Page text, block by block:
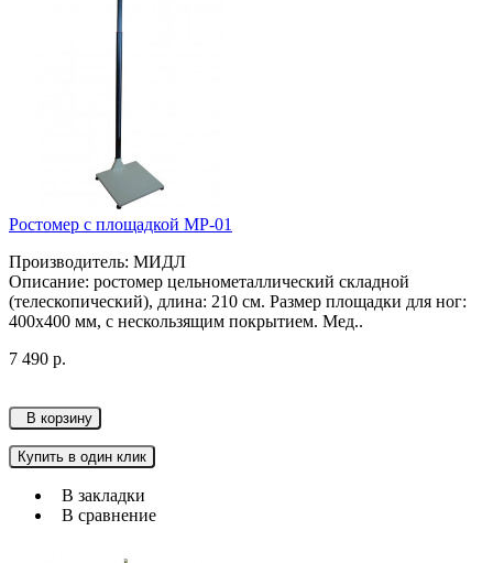
Ростомер с площадкой МР-01
Производитель: МИДЛ
Описание: ростомер цельнометаллический складной
(телескопический), длина: 210 см. Размер площадки для ног:
400х400 мм, с нескользящим покрытием. Мед..
7 490 р.
В корзину
Купить в один клик
В закладки
В сравнение